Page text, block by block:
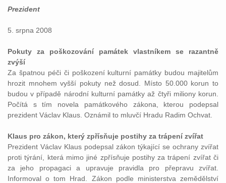
Prezident
5. srpna 2008
Pokuty za poškozování památek vlastníkem se razantně
zvýší
Za špatnou péči či poškození kulturní památky budou majitelům
hrozit mnohem vyšší pokuty než dosud. Místo 50.000 korun to
budou v případě národní kulturní památky až čtyři miliony korun.
Počítá s tím novela památkového zákona, kterou podepsal
prezident Václav Klaus. Oznámil to mluvčí Hradu Radim Ochvat.
Klaus pro zákon, který zpřísňuje postihy za trápení zvířat
Prezident Václav Klaus podepsal zákon týkající se ochrany zvířat
proti týrání, která mimo jiné zpřísňuje postihy za trápení zvířat či
za jeho propagaci a upravuje pravidla pro přepravu zvířat.
Informoval o tom Hrad. Zákon podle ministerstva zemědělství